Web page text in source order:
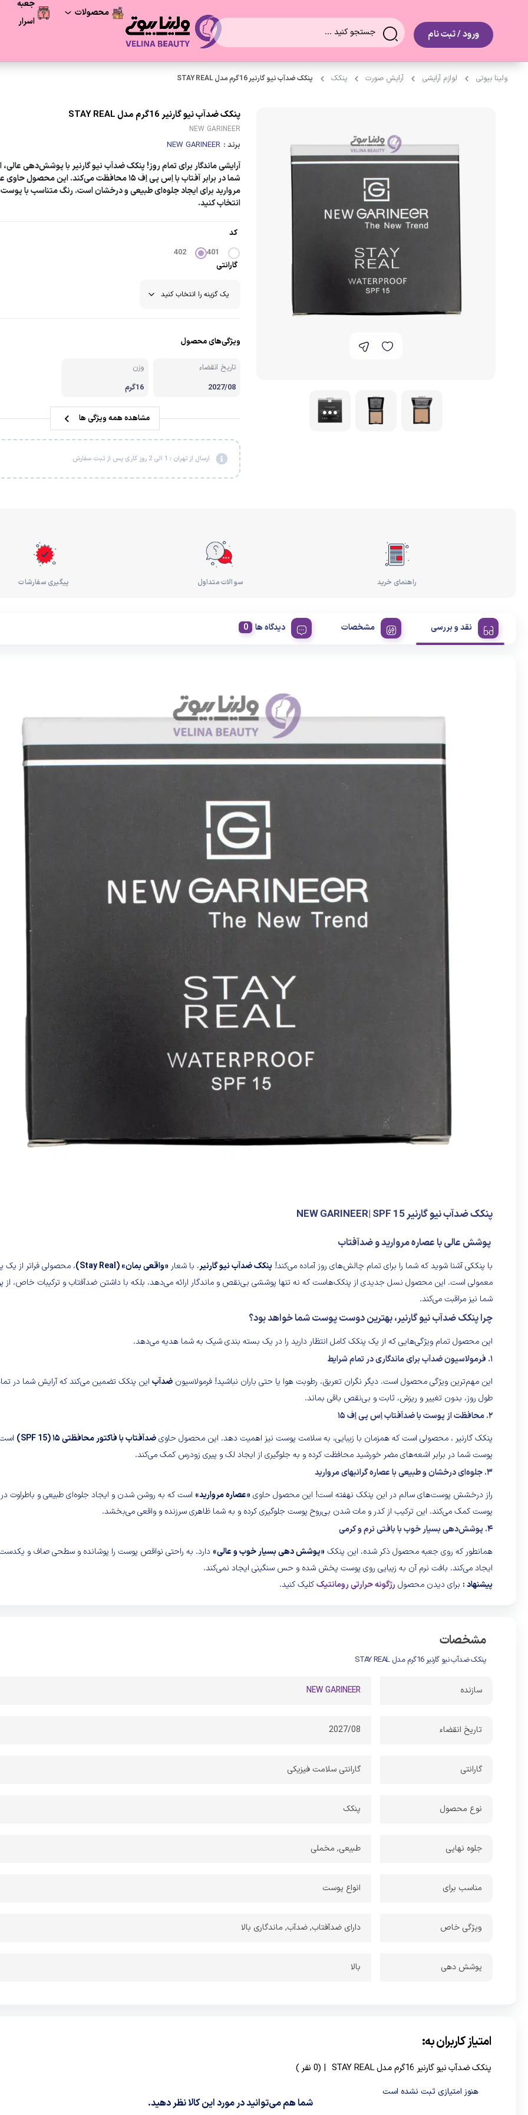
ورود / ثبت نام
محصولات
مراقبت و زیبایی مو
لوازم بهداشتی
جعبه
اسرار
ولینا بیوتی لوازم آرایشی آرایش صورت پنکک پنکک ضدآب نیو گارنیر 16گرم مدل STAY REAL
پنکک ضدآب نیو گارنیر 16گرم مدل STAY REAL
NEW GARINEER
برند : NEW GARINEER
آرایشی ماندگار برای تمام روز! پنکک ضدآب نیو گارنیر با پوشش‌دهی
شما در برابر آفتاب با اِس پی اِف ۱۵ محافظت می‌کند. این محصول
مروارید برای ایجاد جلوه‌ای طبیعی و درخشان است. رنگ متناسب با پوست
انتخاب کنید.
کد
401
402
گارانتی
ویژگی‌های محصول
تاریخ انقضاء
2027/08
وزن
16گرم
مشاهده همه ویژگی ها
ارسال از تهران : 1 الی 2 روز کاری پس از ثبت سفارش
راهنمای خرید سوالات متداول پیگیری سفارشات
نقد و بررسی مشخصات دیدگاه ها
پنکک ضدآب نیو گارنیر NEW GARINEER| SPF 15
پوشش عالی با عصاره مروارید و ضدآفتاب
با پنککی آشنا شوید که شما را برای تمام چالش‌های روز آماده می‌کند! پنکک ضدآب نیو گارنیر، با شعار «واقعی بمان» (Stay Real)
، محصولی فراتر از یک
معمولی است. این محصول نسل جدیدی از پنکک‌هاست که نه تنها پوششی بی‌نقص و ماندگار ارائه می‌دهد، بلکه با داشتن ضدآفتاب و ترکیبات خاص، از
شما نیز مراقبت می‌کند.
چرا پنکک ضدآب نیو گارنیر، بهترین دوست پوست شما خواهد بود؟
این محصول تمام ویژگی‌هایی که از یک پنکک کامل انتظار دارید را در یک بسته بندی شیک به شما هدیه می‌دهد.
۱. فرمولاسیون ضدآب برای ماندگاری در تمام شرایط
این مهم‌ترین ویژگی محصول است. دیگر نگران تعریق، رطوبت هوا یا حتی باران نباشید! فرمولاسیون ضدآب این پنکک تضمین می‌کند که آرایش شما در
طول روز، بدون تغییر و ریزش، ثابت و بی‌نقص باقی بماند.
۲. محافظت از پوست با ضدآفتاب اِس پی اِف ۱۵
پنکک گارنیر ، محصولی است که همزمان با زیبایی، به سلامت پوست نیز اهمیت دهد. این محصول حاویضدآفتاب با فاکتور محافظتی ۱۵ (SPF 15)
پوست شما در برابر اشعه‌های مضر خورشید محافظت کرده و به جلوگیری از ایجاد لک و پیری زودرس کمک می‌کند.
۳. جلوه‌ای درخشان و طبیعی با عصاره گرانبهای مروارید
راز درخشش پوست‌های سالم در این پنکک نهفته است! این محصول حاوی «عصاره مروارید» است که به روشن شدن و ایجاد جلوه‌ای طبیعی و باطراوت در
پوست کمک می‌کند. این ترکیب از کدر و مات شدن بی‌روح پوست جلوگیری کرده و به شما ظاهری سرزنده و واقعی می‌بخشد.
۴. پوشش‌دهی بسیار خوب با بافتی نرم و کرمی
همانطور که روی جعبه محصول ذکر شده، این پنکک «پوشش دهی بسیار خوب و عالی» دارد. به راحتی نواقص پوست را پوشانده و سطحی صاف و
ایجاد می‌کند. بافت نرم آن به زیبایی روی پوست پخش شده و حس سنگینی ایجاد نمی‌کند.
پیشنهاد : برای دیدن محصول رژگونه حرارتی رومانتیککلیک کنید.
مشخصات
پنکک ضدآب نیو گارنیر 16گرم مدل STAY REAL
سازنده NEW GARINEER
تاریخ انقضاء 2027/08
گارانتی گارانتی سلامت فیزیکی
نوع محصول پنکک
جلوه نهایی طبیعی, مخملی
مناسب برای انواع پوست
ویژگی خاص دارای ضدآفتاب, ضدآب, ماندگاری بالا
پوشش‌ دهی بالا
امتیاز کاربران به:
پنکک ضدآب نیو گارنیر 16گرم مدل STAY REAL | (0 نفر )
هنوز امتیازی ثبت نشده است
شما هم می‌توانید در مورد این کالا نظر دهید.